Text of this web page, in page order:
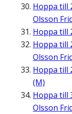
Hoppa till
Olsson
Hoppa till
Hoppa till
Olsson
Hoppa till
(M)
Hoppa till
Olsson